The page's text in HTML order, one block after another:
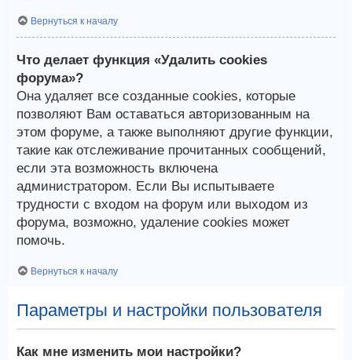
Вернуться к началу
Что делает функция «Удалить cookies
форума»?
Она удаляет все созданные cookies, которые
позволяют Вам оставаться авторизованным на
этом форуме, а также выполняют другие функции,
такие как отслеживание прочитанных сообщений,
если эта возможность включена
администратором. Если Вы испытываете
трудности с входом на форум или выходом из
форума, возможно, удаление cookies может
помочь.
Вернуться к началу
Параметры и настройки пользователя
Как мне изменить мои настройки?